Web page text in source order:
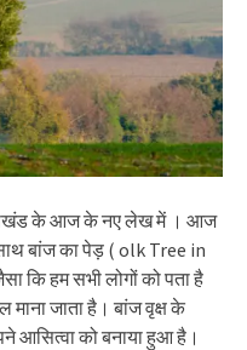
के आज के नए लेख में । आज
बांज का पेड़ ( olk Tree in
कि हम सभी लोगों को पता है
माना जाता है। बांज वृक्ष के
आसित्वा को बनाया हुआ है।